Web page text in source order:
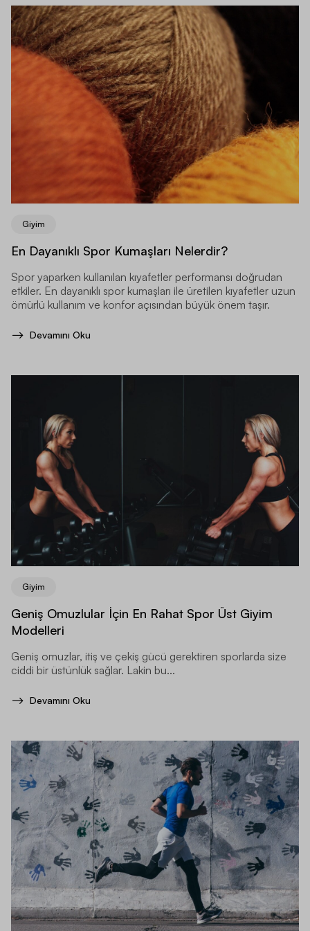
Giyim
En Dayanıklı Spor Kumaşları Nelerdir?
Spor yaparken kullanılan kıyafetler performansı doğrudan
etkiler. En dayanıklı spor kumaşları ile üretilen kıyafetler uzun
ömürlü kullanım ve konfor açısından büyük önem taşır.
Devamını Oku
Giyim
Geniş Omuzlular İçin En Rahat Spor Üst Giyim
Modelleri
Geniş omuzlar, itiş ve çekiş gücü gerektiren sporlarda size
ciddi bir üstünlük sağlar. Lakin bu...
Devamını Oku